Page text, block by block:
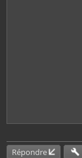
Répondre